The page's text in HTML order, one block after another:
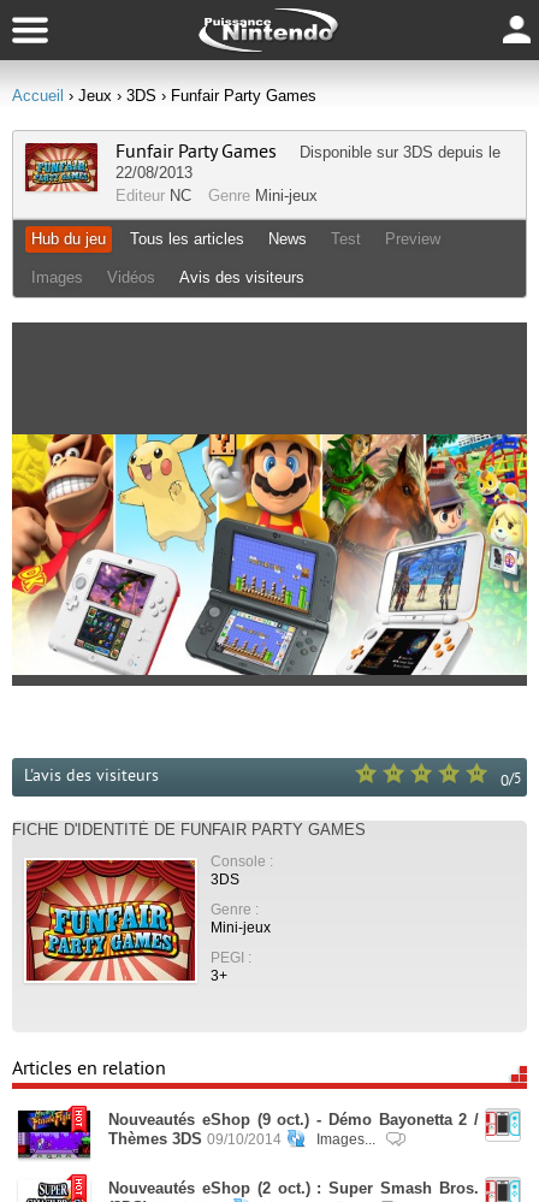
Accueil › Jeux › 3DS › Funfair Party Games
Funfair Party Games Disponible sur 3DS depuis le
22/08/2013
Editeur NC Genre Mini-jeux
Hub du jeu Tous les articles News Test Preview
Images Vidéos Avis des visiteurs
0/5
L'avis des visiteurs
FICHE D'IDENTITÉ DE FUNFAIR PARTY GAMES
Console :
3DS
Genre :
Mini-jeux
PEGI :
3+
Articles en relation
Nouveautés eShop (9 oct.) - Démo Bayonetta 2 /
Thèmes 3DS 09/10/2014 Images...
Nouveautés eShop (2 oct.) : Super Smash Bros.